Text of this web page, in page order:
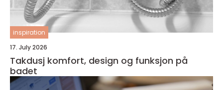
inspiration
17. July 2026
Takdusj komfort, design og funksjon på
badet